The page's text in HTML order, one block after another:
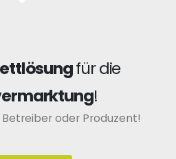
für die
!
Betreiber oder Produzent!